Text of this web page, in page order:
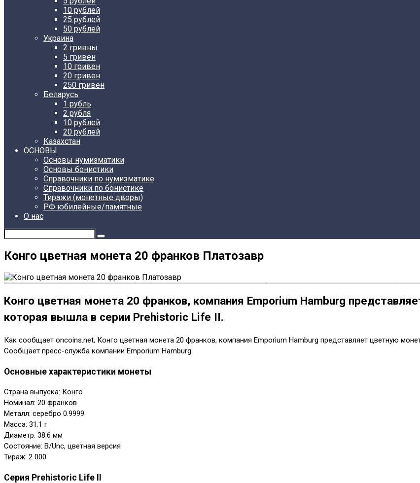
10 рублей
25 рублей
50 рублей
Украина
2 гривны
5 гривен
10 гривен
20 гривен
250 гривен
Беларусь
1 рубль
2 рубля
10 рублей
20 рублей
Казахстан
ОСНОВЫ
Основы нумизматики
Основы бонистики
Справочники по нумизматике
Справочники по бонистике
Тиражи (монетные дворы)
РФ юбилейные/памятные
О нас
Конго цветная монета 20 франков Платозавр
Конго цветная монета 20 франков, компания Emporium Hamburg
которая вышла в серии Prehistoric Life II.
Как сообщает oncoins.net, Конго цветная монета 20 франков, компания Emporium Hamburg представляет цветную
Сообщает пресс-служба компании Emporium Hamburg.
Основные характеристики монеты
Страна выпуска: Конго
Номинал: 20 франков
Металл: серебро 0.9999
Масса: 31.1 г
Диаметр: 38.6 мм
Состояние: B/Unc, цветная версия
Тираж: 2 000
Серия Prehistoric Life II